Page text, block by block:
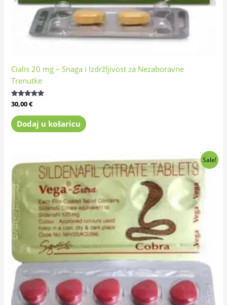
Cialis 20 mg – Snaga i Izdržljivost za Nezaboravne
Trenutke
Ocijenjeno
4.81
od 5
30,00€
Dodaj u košaricu
Sale!
cijena
bila
je:
40,00 €.
cijena
je:
33,00 €.